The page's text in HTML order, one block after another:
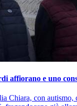
affiorano e uno
Chiara, con autismo,